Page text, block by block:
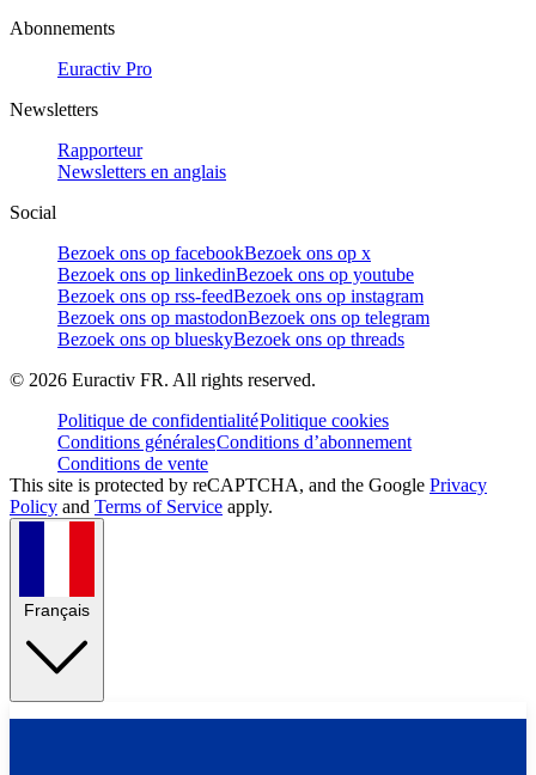
Abonnements
Euractiv Pro
Newsletters
Rapporteur
Newsletters en anglais
Social
Bezoek ons op facebookBezoek ons op x
Bezoek ons op linkedinBezoek ons op youtube
Bezoek ons op rss-feedBezoek ons op instagram
Bezoek ons op mastodonBezoek ons op telegram
Bezoek ons op blueskyBezoek ons op threads
© 2026 Euractiv FR. All rights reserved.
Politique de confidentialitéPolitique cookies
Conditions généralesConditions d’abonnement
Conditions de vente
This site is protected by reCAPTCHA, and the Google Privacy
Policy and Terms of Service apply.
Français